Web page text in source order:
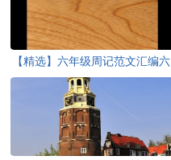
【精选】六年级周记范文汇编六
篇